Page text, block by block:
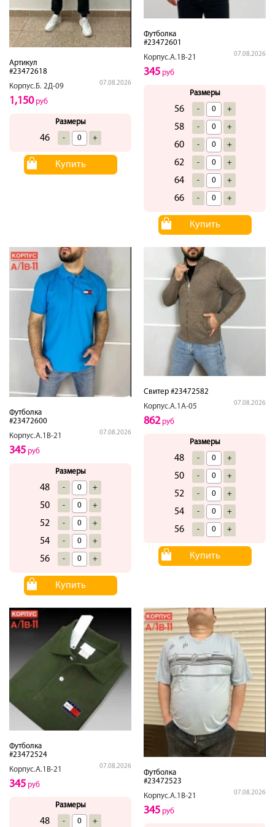
Артикул
#23472618
Корпус.Б. 2Д-09
07.08.2026
1,150руб
Размеры
46 - +
Купить
Футболка
#23472601
Корпус.А.1В-21
07.08.2026
345 руб
Размеры
56 - +
58 - +
60 - +
62 - +
64 - +
66 - +
Купить
Футболка
#23472600
Корпус.А.1В-21
07.08.2026
345 руб
Размеры
48 - +
50 - +
52 - +
54 - +
56 - +
Купить
Свитер #23472582
Корпус.А.1А-05
07.08.2026
862руб
Размеры
48 - +
50 - +
52 - +
54 - +
56 - +
Купить
Футболка
#23472524
Корпус.А.1В-21
07.08.2026
345 руб
Размеры
48 - +
Футболка
#23472523
Корпус.А.1В-21
07.08.2026
345 руб